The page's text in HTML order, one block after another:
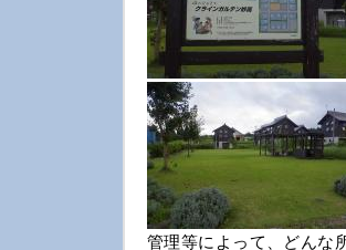
管理等によって、どんな